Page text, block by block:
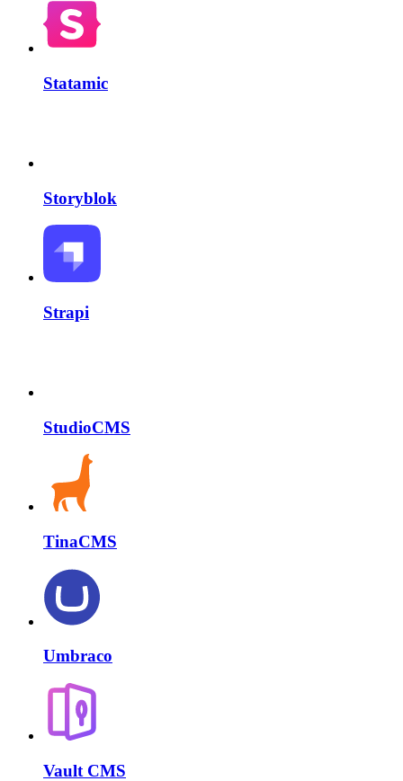
Statamic
Storyblok
Strapi
StudioCMS
TinaCMS
Umbraco
Vault CMS